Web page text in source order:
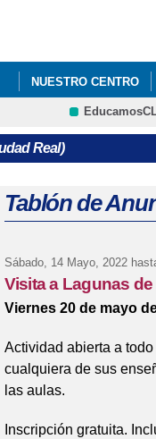
NUESTRO CENTRO
BLOGS
Real)
Tablón de
Sábado, 14 Mayo, 2022
Visita a Lagunas
Viernes 20 de mayo
Actividad abierta a
cualquiera de sus
las aulas.
Inscripción gratuita.